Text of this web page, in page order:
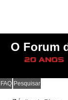
O Forum
FAQ Pesquisar